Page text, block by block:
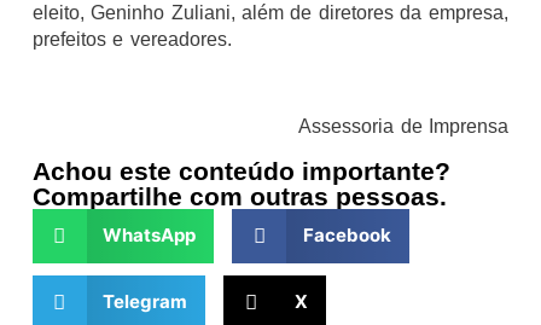
eleito, Geninho Zuliani, além de diretores da empresa,
prefeitos e vereadores.
Assessoria de Imprensa
Achou este conteúdo importante?
Compartilhe com outras pessoas.
WhatsApp Facebook
Telegram X